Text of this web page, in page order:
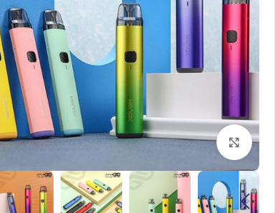
بزرگنمایی تصویر